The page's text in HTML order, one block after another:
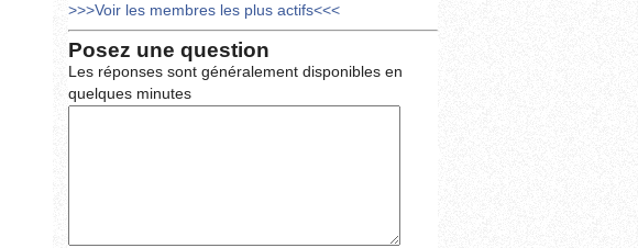
>>>Voir les membres les plus actifs<<<
Posez une question
Les réponses sont généralement disponibles en
quelques minutes